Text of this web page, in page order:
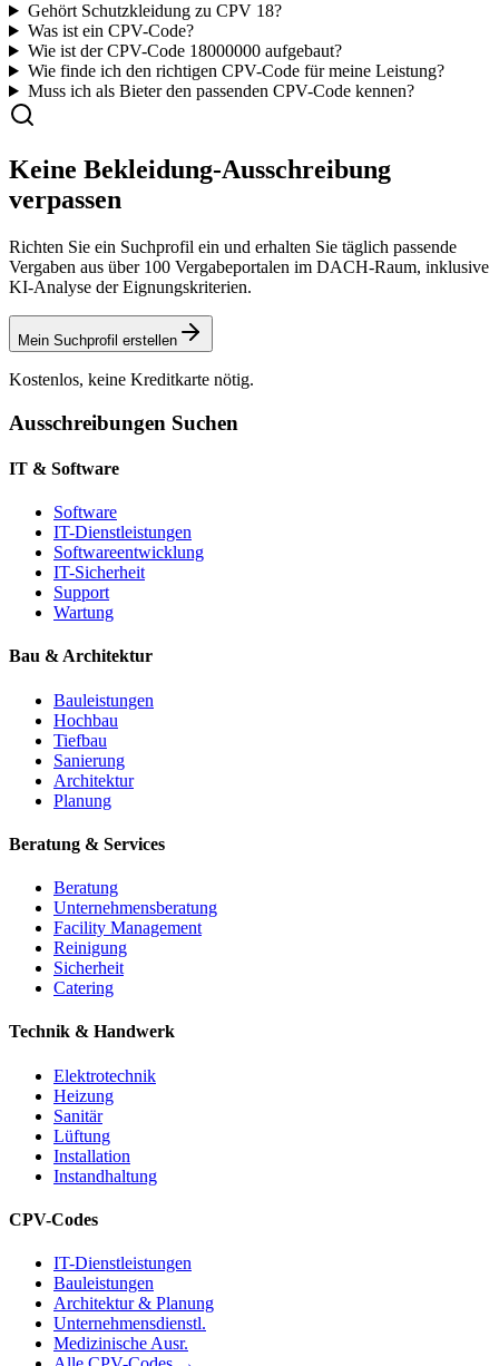
Gehört Schutzkleidung zu CPV 18?
Was ist ein CPV-Code?
Wie ist der CPV-Code 18000000aufgebaut?
Wie finde ich den richtigen CPV-Code für meine Leistung?
Muss ich als Bieter den passenden CPV-Code kennen?
Keine Bekleidung-Ausschreibung
verpassen
Richten Sie ein Suchprofil ein und erhalten Sie täglich passende
Vergaben aus über 100 Vergabeportalen im DACH-Raum, inklusive
KI-Analyse der Eignungskriterien.
Mein Suchprofil erstellen
Kostenlos, keine Kreditkarte nötig.
Ausschreibungen Suchen
IT & Software
Software
IT-Dienstleistungen
Softwareentwicklung
IT-Sicherheit
Support
Wartung
Bau & Architektur
Bauleistungen
Hochbau
Tiefbau
Sanierung
Architektur
Planung
Beratung & Services
Beratung
Unternehmensberatung
Facility Management
Reinigung
Sicherheit
Catering
Technik & Handwerk
Elektrotechnik
Heizung
Sanitär
Lüftung
Installation
Instandhaltung
CPV-Codes
IT-Dienstleistungen
Bauleistungen
Architektur & Planung
Unternehmensdienstl.
Medizinische Ausr.